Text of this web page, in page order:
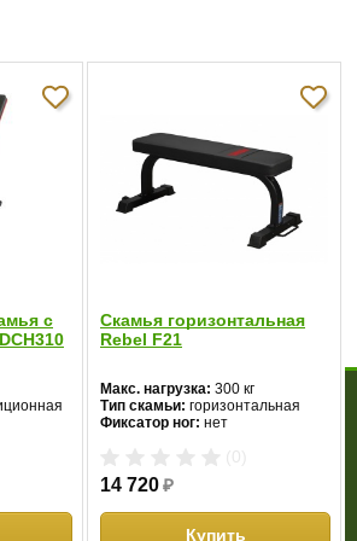
с
Скамья горизонтальная
Rebel F21
Макс. нагрузка: 300 кг
Тип скамьи: горизонтальная
Фиксатор ног: нет
14 720₽
Купить
4
0%
0%
AeroFit IFUB - Вопросы по товару
и оплата Гарантия
Отзывы